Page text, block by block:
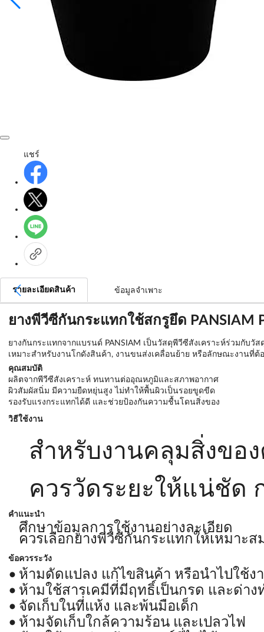
แชร์
รายละเอียดสินค้า ข้อมูลจำเพาะ
ยางพีวีซีกันกระแทกใช้สกรูยึด PANSIAM
ยางกันกระแทกจากแบรนด์ PANSIAM เป็นวัสดุพีวีซีสังเคราะห์ร่วมกับ
เหมาะสำหรับงานโกดังสินค้า, งานขนส่งเคลื่อนย้าย หรือลักษณะงานที่
คุณสมบัติ
ผลิตจากพีวีซีสังเคราะห์ ทนทานต่ออุณหภูมิและสภาพอากาศ
ผิวสัมผัสนิ่ม มีความยืดหยุ่นสูง ไม่ทำให้พื้นผิวเป็นรอยขูดขีด
รองรับแรงกระแทกได้ดี และช่วยป้องกันความชื้นโดนสิ่งของ
วิธีใช้งาน
สำหรับงานคลุมสิ่งขอ
ควรวัดระยะให้แน่ชัด
คำแนะนำ
ศึกษาข้อมูลการใช้งานอย่างละเอียด
ควรเลือกยางพีวีซีกันกระแทกให้เหมาะส
ข้อควรระวัง
ห้ามดัดแปลง แก้ไขสินค้า หรือนำไปใช้ง
ห้ามใช้สารเคมีที่มีฤทธิ์เป็นกรด และด่าง
จัดเก็บในที่แห้ง และพ้นมือเด็ก
ห้ามจัดเก็บใกล้ความร้อน และเปลวไฟ